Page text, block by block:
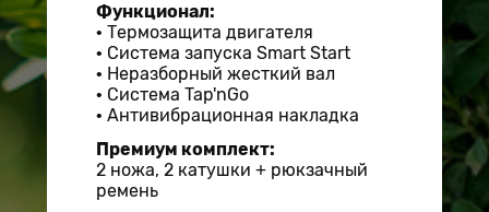
Функционал:
Термозащита двигателя
Система запуска Smart Start
Неразборный жесткий вал
Система Tap'nGo
Антивибрационная накладка
Премиум комплект:
2 ножа, 2 катушки + рюкзачный
ремень